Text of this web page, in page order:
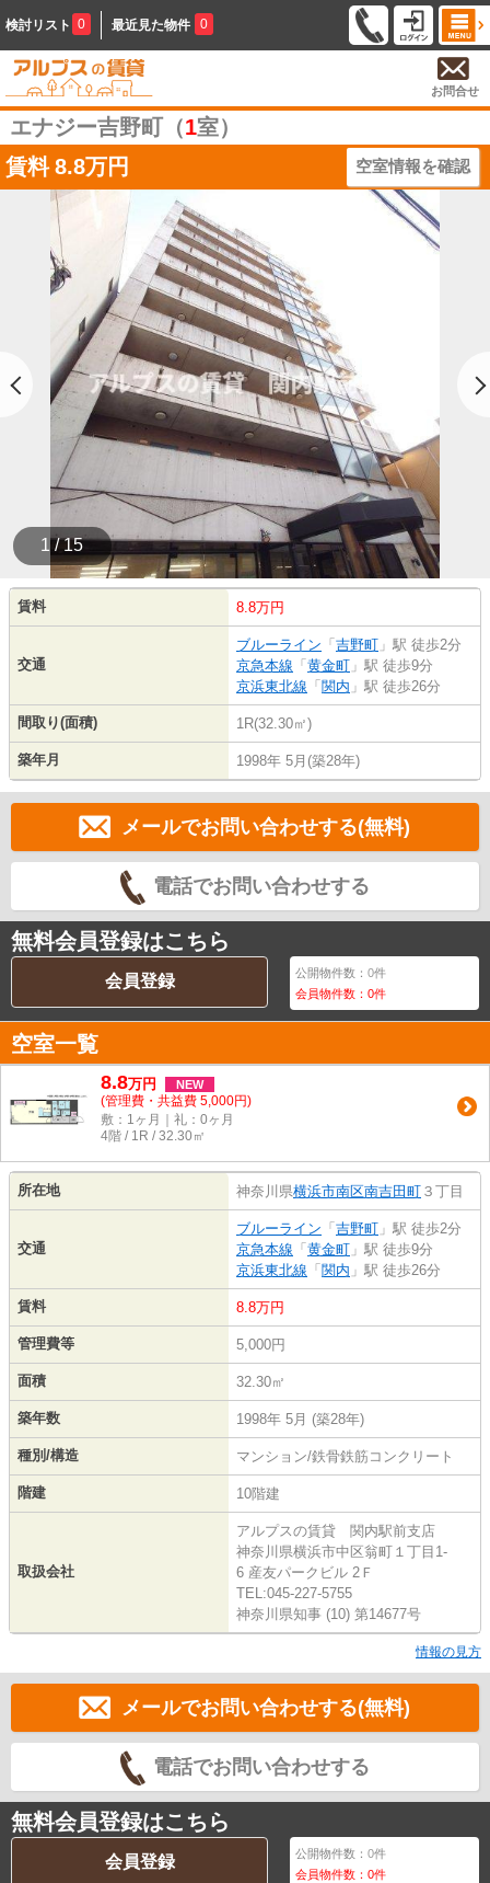
検討リスト 0 最近見た物件 0
お問合せ
エナジー吉野町（1室）
賃料 8.8万円 空室情報を確認
1 / 15
賃料 8.8万円
交通
ブルーライン 「 吉野町 」駅 徒歩2分
京急本線 「 黄金町 」駅 徒歩9分
京浜東北線 「 関内 」駅 徒歩26分
間取り(面積) 1R(32.30㎡)
築年月 1998年 5月(築28年)
メールでお問い合わせする(無料)
電話でお問い合わせする
無料会員登録はこちら
会員登録 公開物件数：0件
会員物件数：0件
空室一覧
8.8万円 NEW
(管理費・共益費 5,000円)
敷：1ヶ月｜礼：0ヶ月
4階 / 1R / 32.30㎡
所在地 神奈川県横浜市南区南吉田町 ３丁目
交通
ブルーライン 「 吉野町 」駅 徒歩2分
京急本線 「 黄金町 」駅 徒歩9分
京浜東北線 「 関内 」駅 徒歩26分
賃料 8.8万円
管理費等 5,000円
面積 32.30㎡
築年数 1998年 5月 (築28年)
種別/構造 マンション/鉄骨鉄筋コンクリート
階建 10階建
取扱会社
アルプスの賃貸 関内駅前支店
神奈川県横浜市中区翁町１丁目1-
6 産友パークビル 2Ｆ
TEL:045-227-5755
神奈川県知事 (10) 第14677号
情報の見方
メールでお問い合わせする(無料)
電話でお問い合わせする
無料会員登録はこちら
会員登録 公開物件数：0件
会員物件数：0件